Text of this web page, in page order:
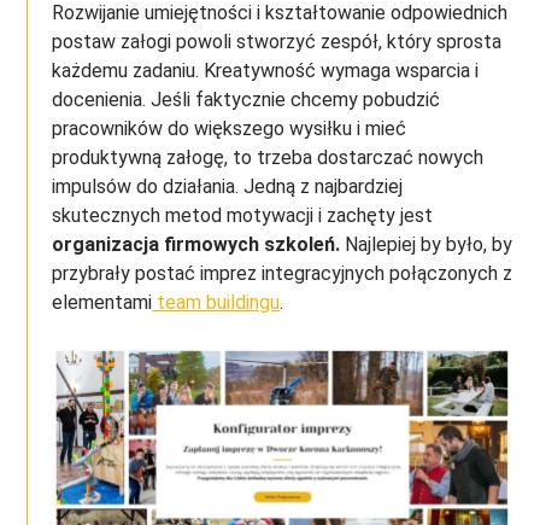
Rozwijanie umiejętności i kształtowanie odpowiednich
postaw załogi powoli stworzyć zespół, który sprosta
każdemu zadaniu. Kreatywność wymaga wsparcia i
docenienia. Jeśli faktycznie chcemy pobudzić
pracowników do większego wysiłku i mieć
produktywną załogę, to trzeba dostarczać nowych
impulsów do działania. Jedną z najbardziej
skutecznych metod motywacji i zachęty jest
organizacja firmowych szkoleń. Najlepiej by było, by
przybrały postać imprez integracyjnych połączonych z
elementami team buildingu.